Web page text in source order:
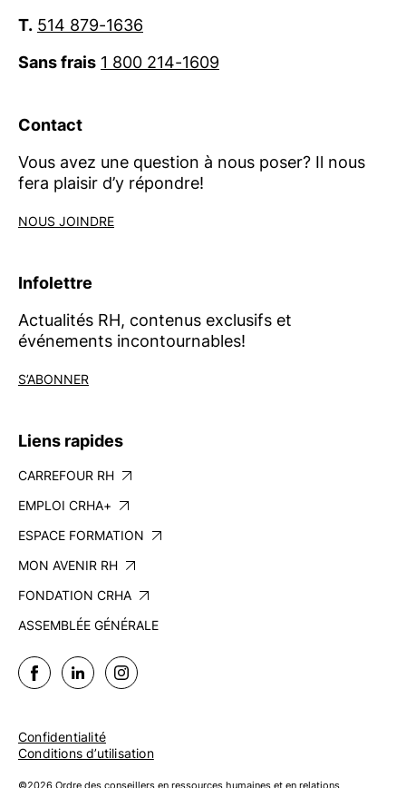
T. 514 879-1636
Sans frais 1 800 214-1609
Contact
Vous avez une question à nous poser? Il nous
fera plaisir d’y répondre!
NOUS JOINDRE
Infolettre
Actualités RH, contenus exclusifs et
événements incontournables!
S’ABONNER
Liens rapides
CARREFOUR RH
EMPLOI CRHA+
ESPACE FORMATION
MON AVENIR RH
FONDATION CRHA
ASSEMBLÉE GÉNÉRALE
Confidentialité
Conditions d’utilisation
©2026 Ordre des conseillers en ressources humaines et en relations